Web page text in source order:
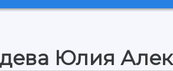
Юлия